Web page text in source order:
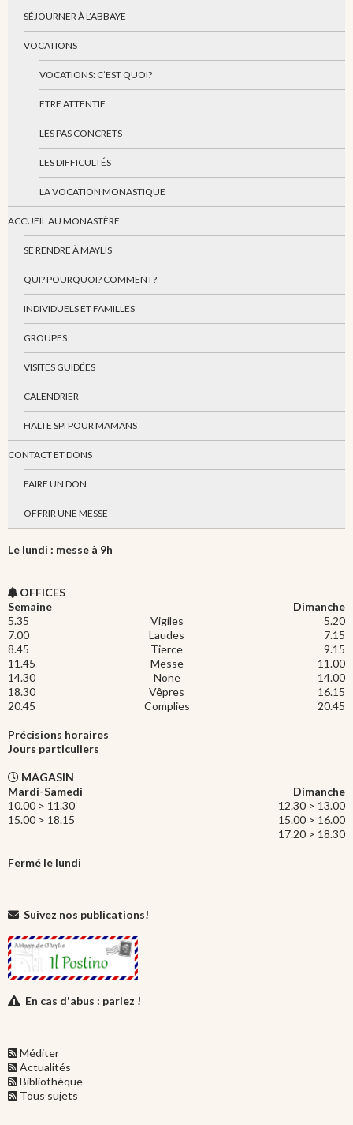
SÉJOURNER À L’ABBAYE
VOCATIONS
VOCATIONS: C’EST QUOI?
ETRE ATTENTIF
LES PAS CONCRETS
LES DIFFICULTÉS
LA VOCATION MONASTIQUE
ACCUEIL AU MONASTÈRE
SE RENDRE À MAYLIS
QUI? POURQUOI? COMMENT?
INDIVIDUELS ET FAMILLES
GROUPES
VISITES GUIDÉES
CALENDRIER
HALTE SPI POUR MAMANS
CONTACT ET DONS
FAIRE UN DON
OFFRIR UNE MESSE
Le lundi : messe à 9h
OFFICES
Semaine
Dimanche
5.35
Vigiles
5.20
7.00
Laudes
7.15
8.45
Tierce
9.15
11.45
Messe
11.00
14.30
None
14.00
18.30
Vêpres
16.15
20.45
Complies 20.45
Précisions horaires
Jours particuliers
MAGASIN
Mardi-Samedi
Dimanche
10.00 > 11.30
12.30 > 13.00
15.00 > 18.15
15.00 > 16.00
17.20 > 18.30
Fermé le lundi
Suivez nos publications!
En cas d'abus : parlez !
Méditer
Actualités
Bibliothèque
Tous sujets